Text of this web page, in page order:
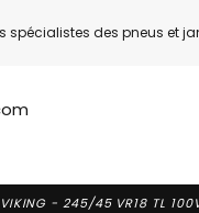
spécialistes des pneus et
VIKING - 245/45 VR18 TL